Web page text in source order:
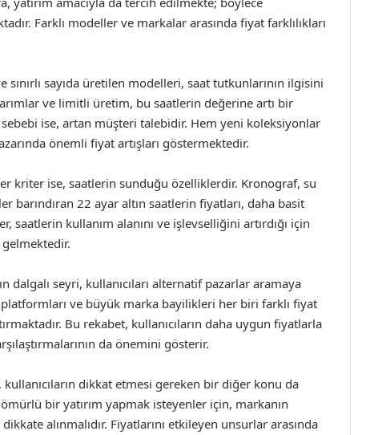
Farklı modeller ve markalar arasında fiyat farklılıkları
sınırlı sayıda üretilen modelleri, saat tutkunlarının ilgisini
ve limitli üretim, bu saatlerin değerine artı bir
ise, artan müşteri talebidir. Hem yeni koleksiyonlar
önemli fiyat artışları göstermektedir.
kriter ise, saatlerin sunduğu özelliklerdir. Kronograf, su
22 ayar altın saatlerin fiyatları, daha basit
kullanım alanını ve işlevselliğini artırdığı için
dalgalı seyri, kullanıcıları alternatif pazarlar aramaya
ve büyük marka bayilikleri her biri farklı fiyat
Bu rekabet, kullanıcıların daha uygun fiyatlarla
da önemini gösterir.
dikkat etmesi gereken bir diğer konu da
bir yatırım yapmak isteyenler için, markanın
alınmalıdır. Fiyatlarını etkileyen unsurlar arasında